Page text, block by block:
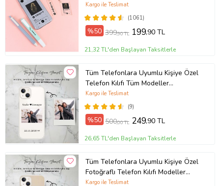
(1061)
Kargo ile Teslimat
%50 399,90 TL 199,90 TL
21,32 TL'den Başlayan Taksitlerle
Tüm Telefonlara Uyumlu Kişiye Özel
Telefon Kılıfı Tüm Modeller
Açıklamada
(9)
Kargo ile Teslimat
%50 500,00 TL 249,90 TL
26,65 TL'den Başlayan Taksitlerle
Tüm Telefonlara Uyumlu Kişiye Özel
Fotoğraflı Telefon Kılıfı Modeller
Açıklamada
Kargo ile Teslimat